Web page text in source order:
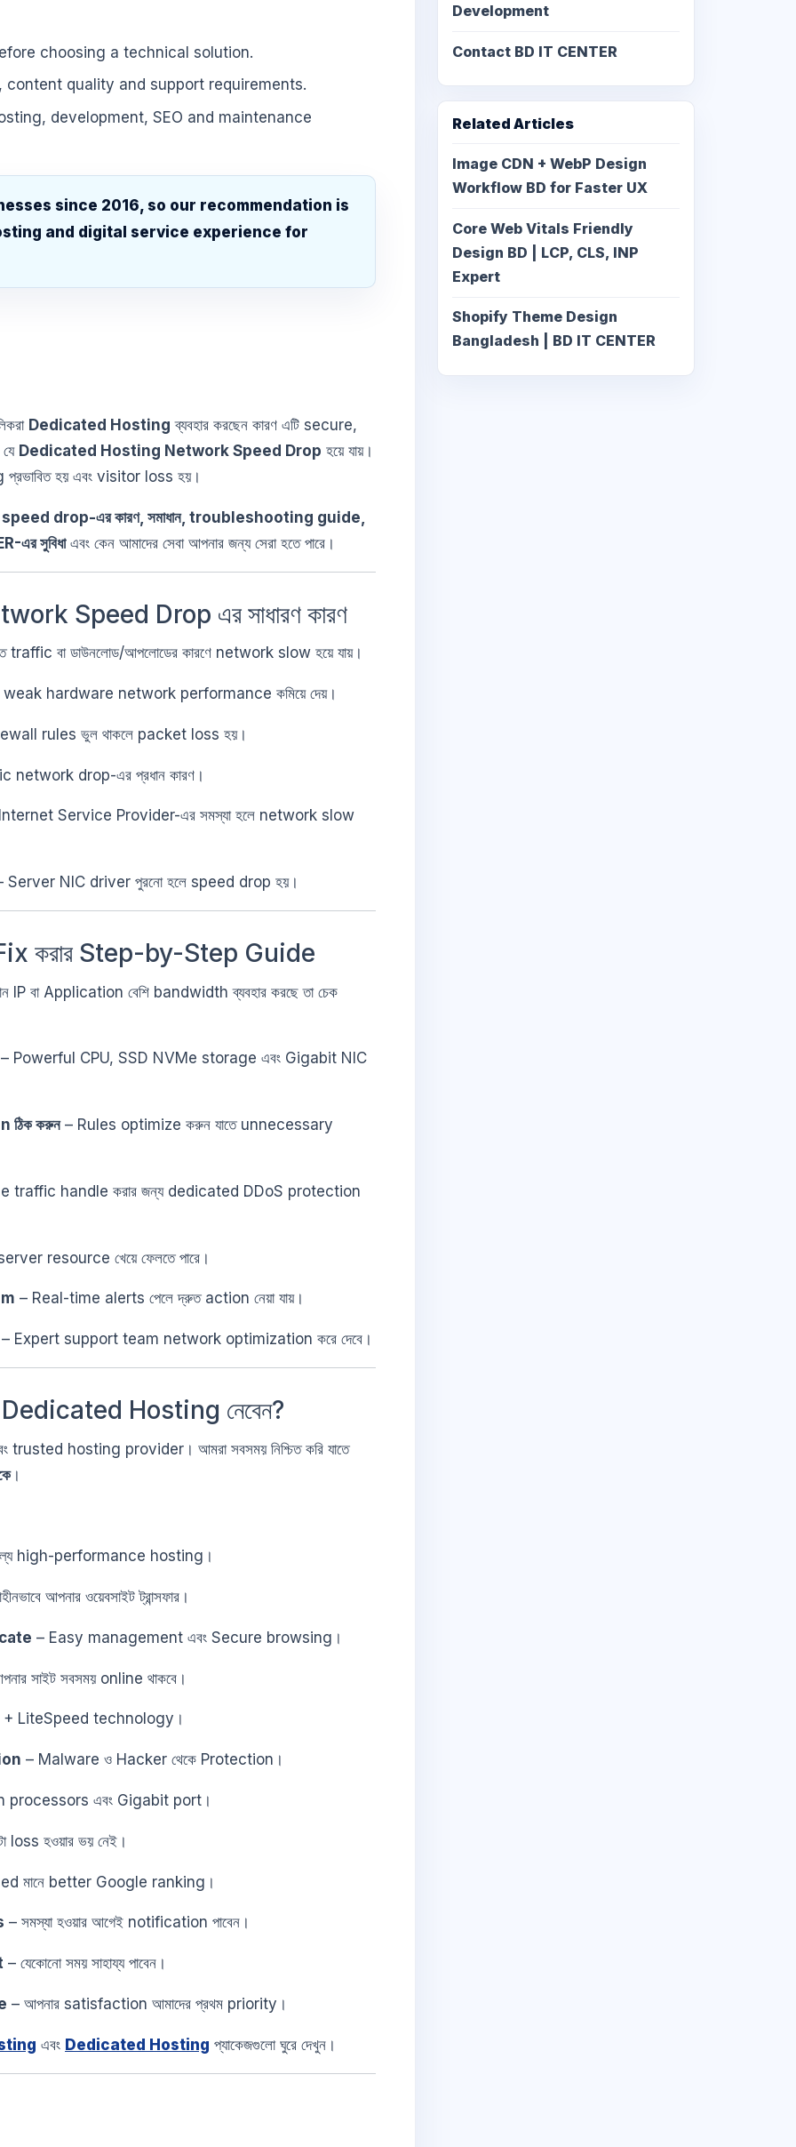
choosing a technical solution.
quality and support requirements.
development, SEO and maintenance
since 2016, so our recommendation is
and digital service experience for
Dedicated Hosting ব্যবহার করছেন কারণ এটি secure,
Dedicated Hosting Network Speed Drop হয়ে যায়।
প্রভাবিত হয় এবং visitor loss হয়।
drop-এর কারণ, সমাধান, troubleshooting guide,
এর সুবিধাএবং কেন আমাদের সেবা আপনার জন্য সেরা হতে পারে।
Speed Drop এর সাধারণ কারণ
traffic বা ডাউনলোড/আপলোডের কারণে network slow হয়ে যায়।
weak hardware network performance কমিয়ে দেয়।
rules ভুল থাকলে packet loss হয়।
network drop-এর প্রধান কারণ।
Service Provider-এর সমস্যা হলে network slow
Server NIC driver পুরনো হলে speed drop হয়।
করার Step-by-Step Guide
IP বা Application বেশি bandwidth ব্যবহার করছে তা চেক
Powerful CPU, SSD NVMe storage এবং Gigabit NIC
করুন– Rules optimize করুন যাতে unnecessary
traffic handle করার জন্য dedicated DDoS protection
resource খেয়ে ফেলতে পারে।
– Real-time alerts পেলে দ্রুত action নেয়া যায়।
Expert support team network optimization করে দেবে।
Dedicated Hosting নেবেন?
trusted hosting provider। আমরা সবসময় নিশ্চিত করি যাতে
।
high-performance hosting।
আপনার ওয়েবসাইট ট্রান্সফার।
– Easy management এবং Secure browsing।
সাইট সবসময় online থাকবে।
LiteSpeed technology।
– Malware ও Hacker থেকে Protection।
processors এবং Gigabit port।
loss হওয়ার ভয় নেই।
মানে better Google ranking।
– সমস্যা হওয়ার আগেই notification পাবেন।
– যেকোনো সময় সাহায্য পাবেন।
– আপনার satisfaction আমাদের প্রথম priority।
এবং Dedicated Hosting প্যাকেজগুলো ঘুরে দেখুন।
Development
Contact BD IT CENTER
Related Articles
Image CDN + WebP Design
Workflow BD for Faster UX
Core Web Vitals Friendly
Design BD | LCP, CLS, INP
Expert
Shopify Theme Design
Bangladesh | BD IT CENTER